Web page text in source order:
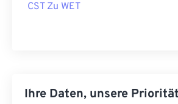
CST Zu WET
Ihre Daten, unsere Priorität